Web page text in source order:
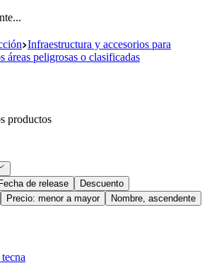
Infraestructura y accesorios para
áreas peligrosas o clasificadas
productos
Fecha de release
Descuento
Precio: menor a mayor
Nombre, ascendente